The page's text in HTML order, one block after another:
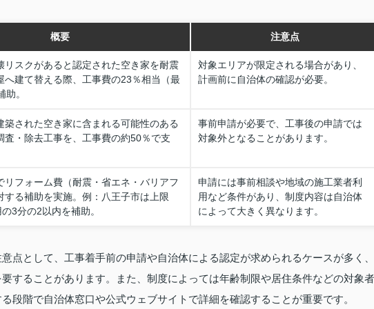
概要 注意点
リスクがあると認定された空き家を耐震
へ建て替える際、工事費の23％相当（最
助。
対象エリアが限定される場合があり、
計画前に自治体の確認が必要。
築された空き家に含まれる可能性のある
査・除去工事を、工事費の約50％で支
事前申請が必要で、工事後の申請では
対象外となることがあります。
リフォーム費（耐震・省エネ・バリアフ
する補助を実施。例：八王子市は上限
3分の2以内を補助。
申請には事前相談や地域の施工業者利
用など条件があり、制度内容は自治体
によって大きく異なります。
点として、工事着手前の申請や自治体による認定が求められるケースが多く、
することがあります。また、制度によっては年齢制限や居住条件などの対象者
段階で自治体窓口や公式ウェブサイトで詳細を確認することが重要です。